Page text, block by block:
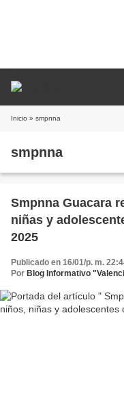
Inicio » smpnna
smpnna
Smpnna Guacara
niñas y
2025
Publicado en 16/01/p. m.
Por Blog Informativo